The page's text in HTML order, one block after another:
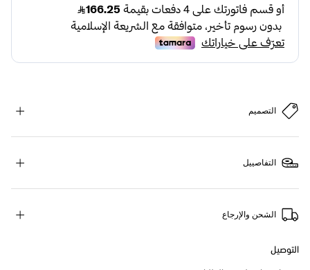
التصميم
التفاصييل
الشحن والإرجاع
التوصيل